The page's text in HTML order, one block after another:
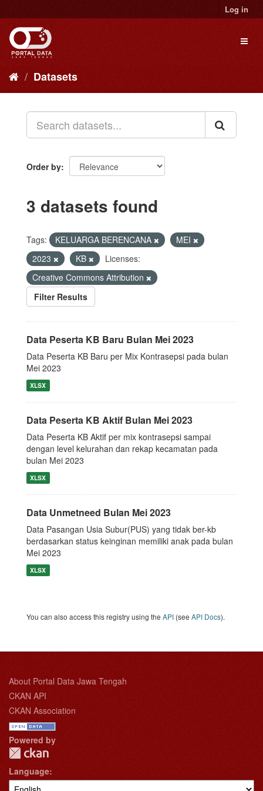
to
content
Log in
Datasets
Order by
3 datasets found
Tags: KELUARGA BERENCANA
MEI
2023
KB
Licenses:
Creative Commons Attribution
Filter Results
Data Peserta KB Baru Bulan Mei 2023
Data Peserta KB Baru per Mix Kontrasepsi pada bulan
Mei 2023
XLSX
Data Peserta KB Aktif Bulan Mei 2023
Data Peserta KB Aktif per mix kontrasepsi sampai
dengan level kelurahan dan rekap kecamatan pada
bulan Mei 2023
XLSX
Data Unmetneed Bulan Mei 2023
Data Pasangan Usia Subur(PUS) yang tidak ber-kb
berdasarkan status keinginan memiliki anak pada bulan
Mei 2023
XLSX
You can also access this registry using the API (see API Docs).
About Portal Data Jawa Tengah
CKAN API
CKAN Association
Powered by
Language